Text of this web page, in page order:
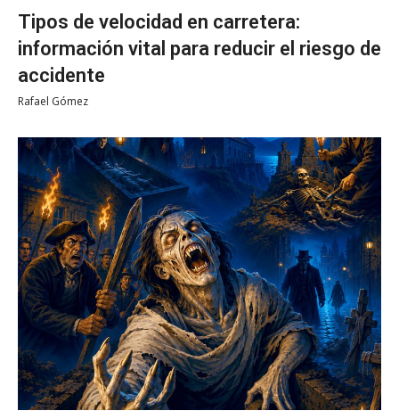
Tipos de velocidad en carretera:
información vital para reducir el riesgo de
accidente
Rafael Gómez